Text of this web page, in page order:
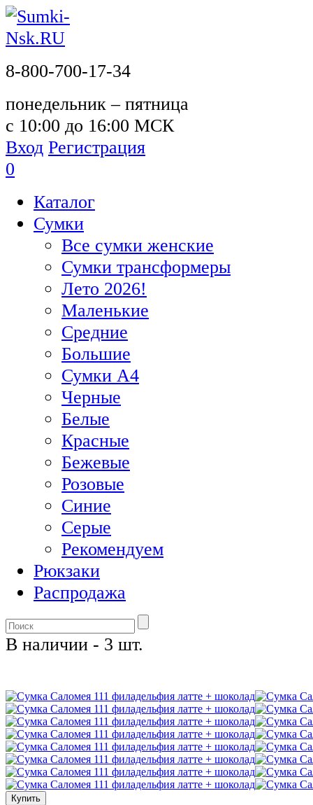
8-800-700-17-34
понедельник – пятница
с 10:00 до 16:00 МСК
Вход Регистрация
0
Каталог
Сумки
Все сумки женские
Сумки трансформеры
Лето 2026!
Маленькие
Средние
Большие
Сумки А4
Черные
Белые
Красные
Бежевые
Розовые
Синие
Серые
Рекомендуем
Рюкзаки
Распродажа
В наличии - 3 шт.